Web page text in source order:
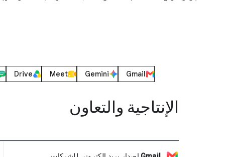
Gmail
Gemini
Meet
Drive
الإنتاجية والتعاون